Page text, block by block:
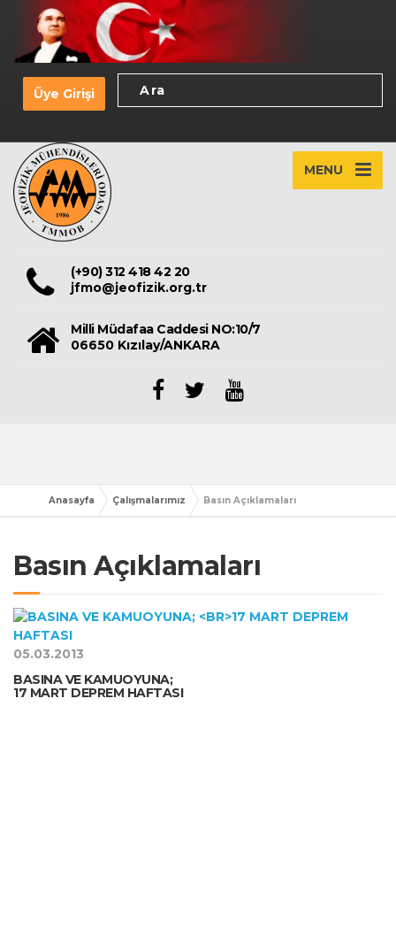
Üye Girişi
MENU
(+90) 312 418 42 20
jfmo@jeofizik.org.tr
Milli Müdafaa Caddesi NO:10/7
06650 Kızılay/ANKARA
Anasayfa Çalışmalarımız Basın Açıklamaları
Basın Açıklamaları
05.03.2013
BASINA VE KAMUOYUNA;
17 MART DEPREM HAFTASI